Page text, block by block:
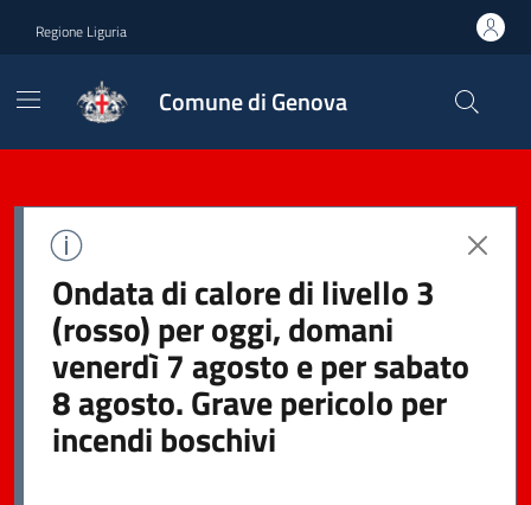
Regione Liguria
Comune di Genova
Ondata di calore di livello 3
(rosso) per oggi, domani
venerdì 7 agosto e per sabato
8 agosto. Grave pericolo per
incendi boschivi